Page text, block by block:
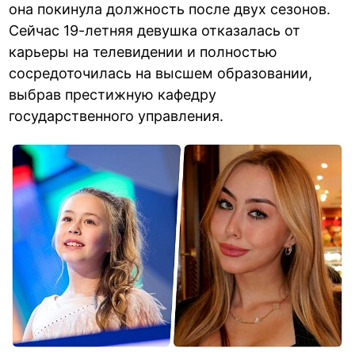
она покинула должность после двух сезонов.
Сейчас 19-летняя девушка отказалась от
карьеры на телевидении и полностью
сосредоточилась на высшем образовании,
выбрав престижную кафедру
государственного управления.